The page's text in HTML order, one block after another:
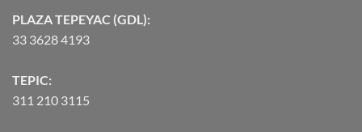
PLAZA TEPEYAC (GDL):
33 3628 4193
TEPIC:
311 210 3115